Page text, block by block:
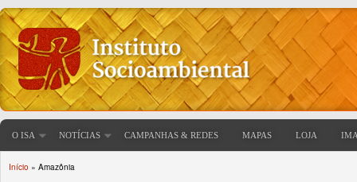
O ISA NOTÍCIAS CAMPANHAS & REDES MAPAS LOJA
Início » Amazônia